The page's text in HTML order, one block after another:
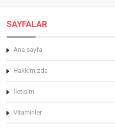
SAYFALAR
Ana sayfa
Hakkimizda
İletişim
Vitaminler